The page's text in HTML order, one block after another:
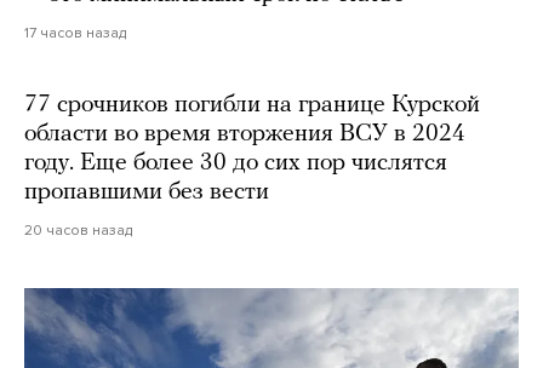
17 часов назад
77 срочников погибли на границе Курской
области во время вторжения ВСУ в 2024
году. Еще более 30 до сих пор числятся
пропавшими без вести
20 часов назад